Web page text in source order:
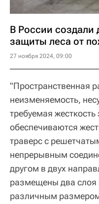
В России создали
защиты леса от
27 ноября 2024, 09:00
"Пространственная
неизменяемость,
требуемая
обеспечиваются
траверс с
непрерывным
другом в двух
размещены два слоя
различным